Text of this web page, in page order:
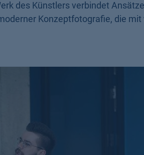
Konzeptfotografie, die mit